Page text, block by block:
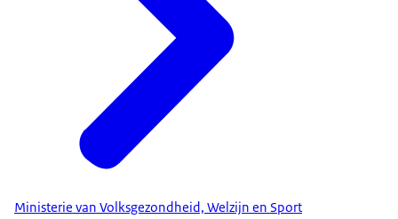
Ministerie van Volksgezondheid, Welzijn en Sport